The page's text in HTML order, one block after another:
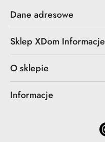
Dane adresowe
Sklep XDom Informacje
O sklepie
Informacje